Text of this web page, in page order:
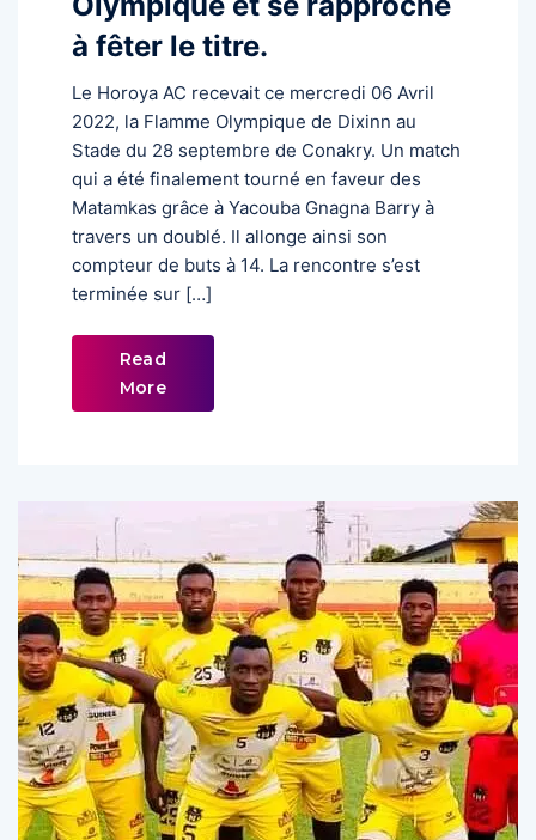
à fêter le titre.
Le Horoya AC recevait ce mercredi 06 Avril
2022, la Flamme Olympique de Dixinn au
Stade du 28 septembre de Conakry. Un match
qui a été finalement tourné en faveur des
Matamkas grâce à Yacouba Gnagna Barry à
travers un doublé. Il allonge ainsi son
compteur de buts à 14. La rencontre s’est
terminée sur […]
Read
More